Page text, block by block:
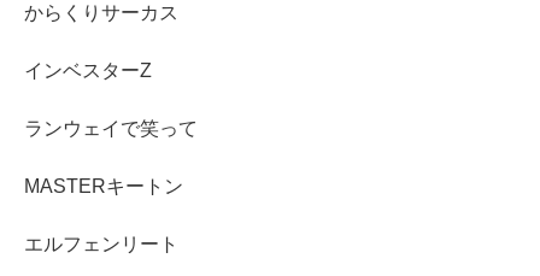
からくりサーカス
インベスターZ
ランウェイで笑って
MASTERキートン
エルフェンリート